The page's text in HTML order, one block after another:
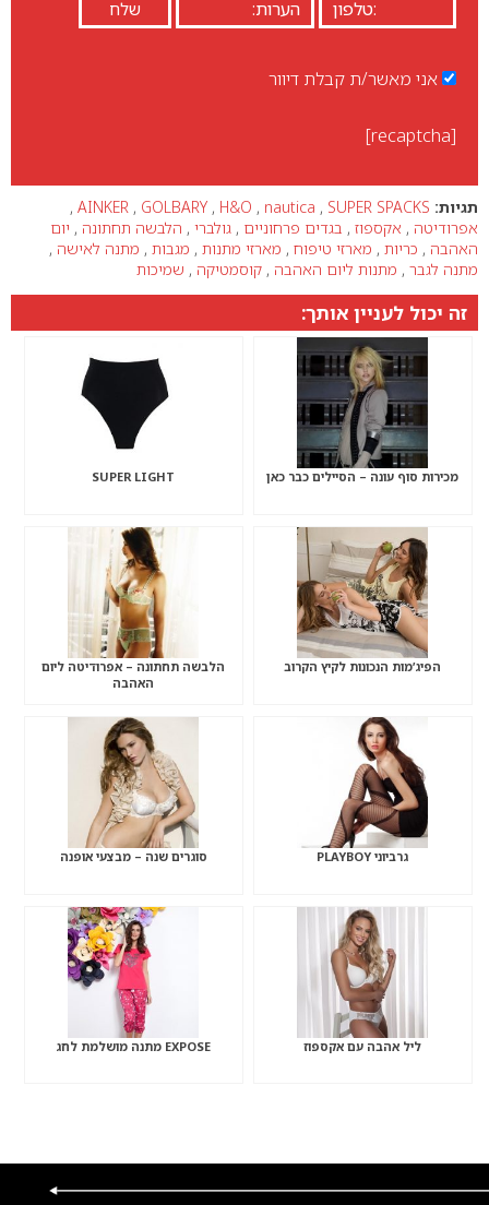
אני מאשר/ת קבלת דיוור
[recaptcha]
תגיות: AINKER , GOLBARY , H&O , nautica , SUPER SPACKS
,
אפרודיטה , אקספוז , בגדים פרחוניים , גולברי , הלבשה תחתונה , יום
האהבה , כריות , מארזי טיפוח , מארזי מתנות , מגבות , מתנה לאישה ,
מתנה לגבר , מתנות ליום האהבה , קוסמטיקה , שמיכות
זה יכול לעניין אותך:
מכירות סוף עונה – הסיילים כבר כאן SUPER LIGHT
הפיג’מות הנכונות לקיץ הקרוב
הלבשה תחתונה – אפרודיטה ליום
האהבה
גרביוני PLAYBOY סוגרים שנה – מבצעי אופנה
ליל אהבה עם אקספוז EXPOSE מתנה מושלמת לחג